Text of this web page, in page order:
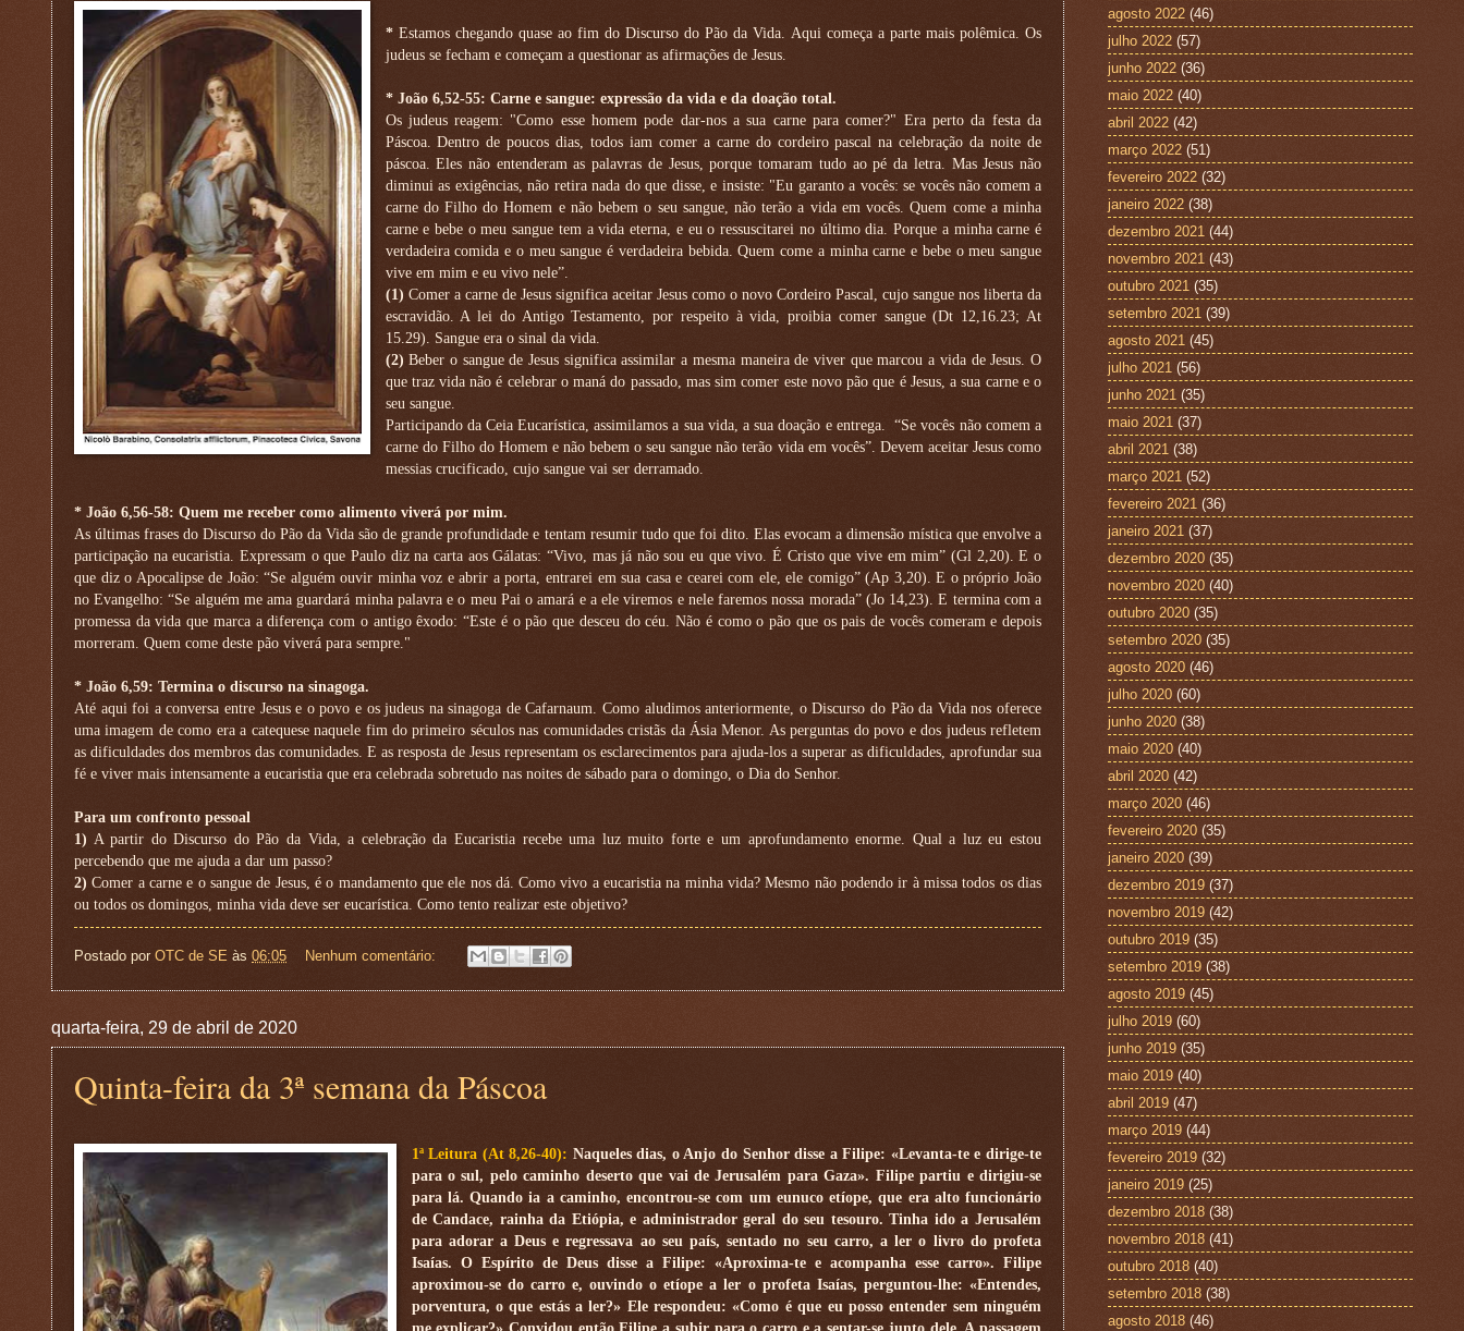
*Estamos chegando quase ao fim do Discurso do Pão da Vida. Aqui começa a parte mais polêmica. Os
judeus se fecham e começam a questionar as afirmações de Jesus.
* João 6,52-55: Carne e sangue: expressão da vida e da doação total.
Os judeus reagem: "Como esse homem pode dar-nos a sua carne para comer?" Era perto da festa da
Páscoa. Dentro de poucos dias, todos iam comer a carne do cordeiro pascal na celebração da noite de
páscoa. Eles não entenderam as palavras de Jesus, porque tomaram tudo ao pé da letra. Mas Jesus não
diminui as exigências, não retira nada do que disse, e insiste: "Eu garanto a vocês: se vocês não comem a
carne do Filho do Homem e não bebem o seu sangue, não terão a vida em vocês. Quem come a minha
carne e bebe o meu sangue tem a vida eterna, e eu o ressuscitarei no último dia. Porque a minha carne é
verdadeira comida e o meu sangue é verdadeira bebida. Quem come a minha carne e bebe o meu sangue
vive em mim e eu vivo nele”.
(1) Comer a carne de Jesus significa aceitar Jesus como o novo Cordeiro Pascal, cujo sangue nos liberta da
escravidão. A lei do Antigo Testamento, por respeito à vida, proibia comer sangue (Dt 12,16.23; At
15.29). Sangue era o sinal da vida.
(2) Beber o sangue de Jesus significa assimilar a mesma maneira de viver que marcou a vida de Jesus. O
que traz vida não é celebrar o maná do passado, mas sim comer este novo pão que é Jesus, a sua carne e o
seu sangue.
Participando da Ceia Eucarística, assimilamos a sua vida, a sua doação e entrega.
“Se vocês não comem a
carne do Filho do Homem e não bebem o seu sangue não terão vida em vocês”. Devem aceitar Jesus como
messias crucificado, cujo sangue vai ser derramado.
* João 6,56-58: Quem me receber como alimento viverá por mim.
As últimas frases do Discurso do Pão da Vida são de grande profundidade e tentam resumir tudo que foi dito. Elas evocam a dimensão mística que envolve a
participação na eucaristia. Expressam o que Paulo diz na carta aos Gálatas: “Vivo, mas já não sou eu que vivo. É Cristo que vive em mim” (Gl 2,20). E o
que diz o Apocalipse de João: “Se alguém ouvir minha voz e abrir a porta, entrarei em sua casa e cearei com ele, ele comigo” (Ap 3,20). E o próprio João
no Evangelho: “Se alguém me ama guardará minha palavra e o meu Pai o amará e a ele viremos e nele faremos nossa morada” (Jo 14,23). E termina com a
promessa da vida que marca a diferença com o antigo êxodo: “Este é o pão que desceu do céu. Não é como o pão que os pais de vocês comeram e depois
morreram. Quem come deste pão viverá para sempre."
* João 6,59: Termina o discurso na sinagoga.
Até aqui foi a conversa entre Jesus e o povo e os judeus na sinagoga de Cafarnaum. Como aludimos anteriormente, o Discurso do Pão da Vida nos oferece
uma imagem de como era a catequese naquele fim do primeiro séculos nas comunidades cristãs da Ásia Menor. As perguntas do povo e dos judeus refletem
as dificuldades dos membros das comunidades. E as resposta de Jesus representam os esclarecimentos para ajuda-los a superar as dificuldades, aprofundar sua
fé e viver mais intensamente a eucaristia que era celebrada sobretudo nas noites de sábado para o domingo, o Dia do Senhor.
Para um confronto pessoal
1) A partir do Discurso do Pão da Vida, a celebração da Eucaristia recebe uma luz muito forte e um aprofundamento enorme. Qual a luz eu estou
percebendo que me ajuda a dar um passo?
2) Comer a carne e o sangue de Jesus, é o mandamento que ele nos dá. Como vivo a eucaristia na minha vida? Mesmo não podendo ir à missa todos os dias
ou todos os domingos, minha vida deve ser eucarística. Como tento realizar este objetivo?
Postado por OTC de SE às 06:05 Nenhum comentário:
quarta-feira, 29 de abril de 2020
Quinta-feira da 3ª semana da Páscoa
1ª Leitura (At 8,26-40): Naqueles dias, o Anjo do Senhor disse a Filipe: «Levanta-te e dirige-te
para o sul, pelo caminho deserto que vai de Jerusalém para Gaza». Filipe partiu e dirigiu-se
para lá. Quando ia a caminho, encontrou-se com um eunuco etíope, que era alto funcionário
de Candace, rainha da Etiópia, e administrador geral do seu tesouro. Tinha ido a Jerusalém
para adorar a Deus e regressava ao seu país, sentado no seu carro, a ler o livro do profeta
Isaías. O Espírito de Deus disse a Filipe: «Aproxima-te e acompanha esse carro». Filipe
aproximou-se do carro e, ouvindo o etíope a ler o profeta Isaías, perguntou-lhe: «Entendes,
porventura, o que estás a ler?» Ele respondeu: «Como é que eu posso entender sem ninguém
agosto 2022 (46)
julho 2022 (57)
junho 2022 (36)
maio 2022 (40)
abril 2022 (42)
março 2022 (51)
fevereiro 2022 (32)
janeiro 2022 (38)
dezembro 2021 (44)
novembro 2021 (43)
outubro 2021 (35)
setembro 2021 (39)
agosto 2021 (45)
julho 2021 (56)
junho 2021 (35)
maio 2021 (37)
abril 2021 (38)
março 2021 (52)
fevereiro 2021 (36)
janeiro 2021 (37)
dezembro 2020 (35)
novembro 2020 (40)
outubro 2020 (35)
setembro 2020 (35)
agosto 2020 (46)
julho 2020 (60)
junho 2020 (38)
maio 2020 (40)
abril 2020 (42)
março 2020 (46)
fevereiro 2020 (35)
janeiro 2020 (39)
dezembro 2019 (37)
novembro 2019 (42)
outubro 2019 (35)
setembro 2019 (38)
agosto 2019 (45)
julho 2019 (60)
junho 2019 (35)
maio 2019 (40)
abril 2019 (47)
março 2019 (44)
fevereiro 2019 (32)
janeiro 2019 (25)
dezembro 2018 (38)
novembro 2018 (41)
outubro 2018 (40)
setembro 2018 (38)
agosto 2018 (46)